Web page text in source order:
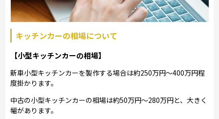
キッチンカーの相場について
【小型キッチンカーの相場】
新車小型キッチンカーを製作する場合は約250万円～400万円程
度掛かります。
中古の小型キッチンカーの相場は約50万円～280万円と、大きく
幅があります。